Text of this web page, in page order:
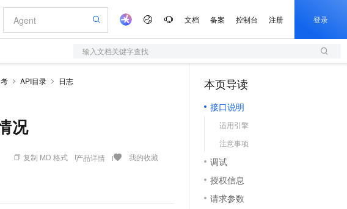
文档 备案 控制台 注册 登录
输入文档关键字查找
API目录
日志
况
复制 MD 格式 产品详情 我的收藏
本页导读
接口说明
适用引擎
注意事项
调试
授权信息
请求参数
大模型服务平台百炼
图片和视频生成 语音识别与合成
Qwen3-TTS-Flash
云数据库 RDS
轻量应用服务器
数字证书管理服务（原SSL证书）
实现全站HTTPS，呈现可信的WEB访问
短信服务
一键部署幻兽帕鲁游戏服务器
Agency Agents：拥有专属领域专家
HappyHorse 打造一站式影视创作平台
漫剧工坊：一站式动画创作平台
快速生产连贯的高质量长漫剧
夜间低至2折
AI 场景体验
AI 电商营销
AI 活动
AI 生产力先锋
先锋实践拓展 AI 生产力的边界
飞天发布时刻
所见，即是所愿
AI 实训营
从基础到进阶，Agent 创客手把手教你
配置报价器
阿里云 OPC 创新助力计划
Token 补贴，五大权
益加速 OPC 成功
基础软件
CentOS
Docker
专业服务
公司注册
上云迁移
代维服务
产品伙伴合作计划
云存储合作计划
数据库合作计划
服务伙伴合作计划
Al MaaS 服务伙伴赋能合作
伙伴信用分合作计划
合作伙伴培训与认证
查询合作伙伴
阿里云认证
训练营
开发者社区
镜像站
我要反馈
市场活动
云栖大会
活动全景
加入我们